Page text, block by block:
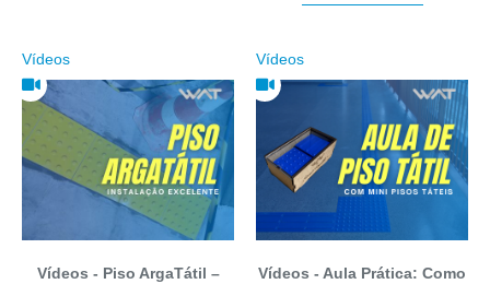
Vídeos
Vídeos - Piso ArgaTátil –
Vídeos
Vídeos - Aula Prática: Como